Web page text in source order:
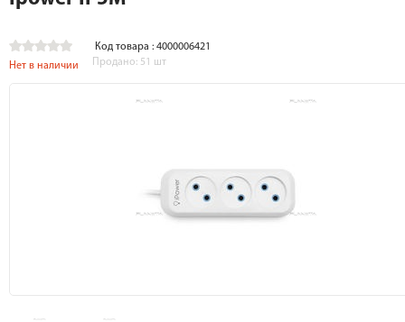
Код товара : 4000006421
Нет в наличии
Продано: 51 шт